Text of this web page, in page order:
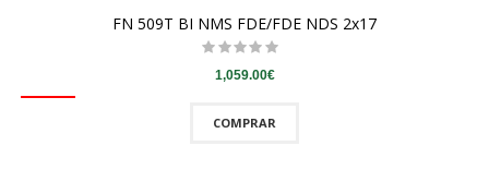
FN 509T BI NMS FDE/FDE NDS 2x17
1,059.00€
COMPRAR